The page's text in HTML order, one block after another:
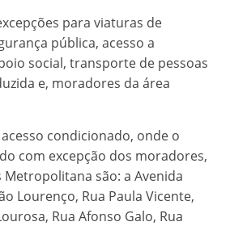
para viaturas de
pública, acesso a
social, transporte de pessoas
e, moradores da área
condicionado, onde o
com excepção dos moradores,
Metropolitana são: a Avenida
Lourenço, Rua Paula Vicente,
Rua Afonso Galo, Rua